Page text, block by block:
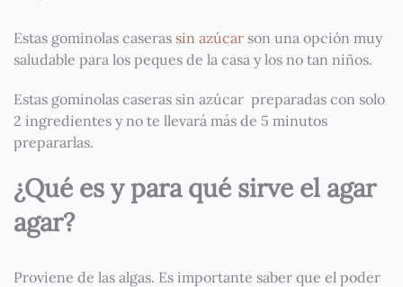
Estas gominolas caseras sin azúcar son una opción muy
saludable para los peques de la casa y los no tan niños.
Estas gominolas caseras sin azúcar preparadas con solo
2 ingredientes y no te llevará más de 5 minutos
prepararlas.
¿Qué es y para qué sirve el agar
agar?
Proviene de las algas. Es importante saber que el poder